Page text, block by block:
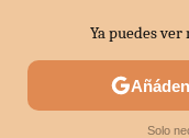
SECTORESYa puedes ver
Solo